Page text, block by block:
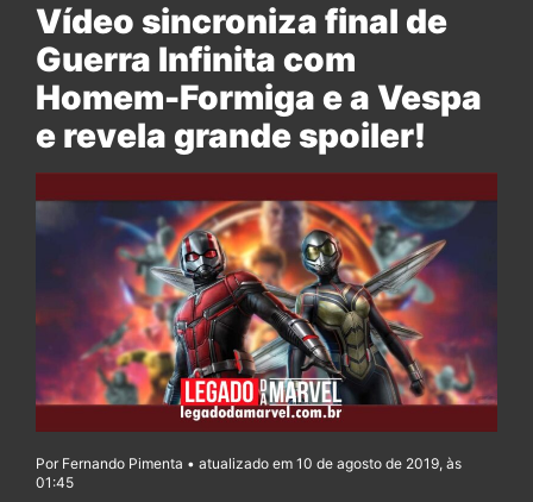
Vídeo sincroniza final de
Guerra Infinita com
Homem-Formiga e a Vespa
e revela grande spoiler!
Por Fernando Pimenta • atualizado em 10 de agosto de 2019, às
01:45